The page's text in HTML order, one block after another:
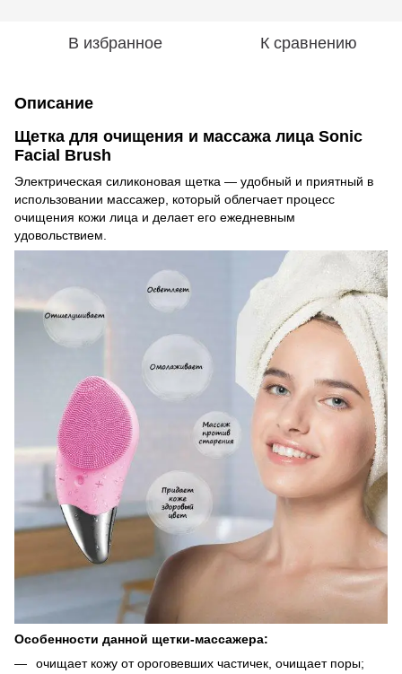
В избранное К сравнению
Описание
Щетка для очищения и массажа лица Sonic
Facial Brush
Электрическая силиконовая щетка — удобный и приятный в
использовании массажер, который облегчает процесс
очищения кожи лица и делает его ежедневным
удовольствием.
Особенности данной щетки-массажера:
очищает кожу от ороговевших частичек, очищает поры;